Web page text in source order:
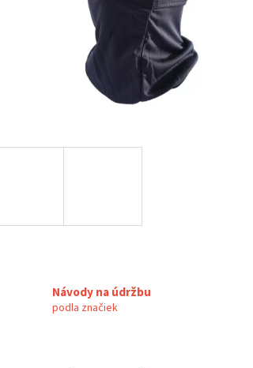
Návody na údržbu
podla značiek